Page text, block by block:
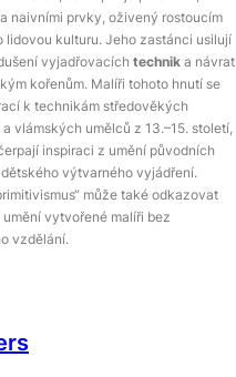
naivními prvky, oživený rostoucím
lidovou kulturu. Jeho zastánci usilují
vyjadřovacích technik a návrat
kořenům. Malíři tohoto hnutí se
k technikám středověkých
vlámských umělců z 13.–15. století,
inspiraci z umění původních
výtvarného vyjádření.
může také odkazovat
umění vytvořené malíři bez
vzdělání.